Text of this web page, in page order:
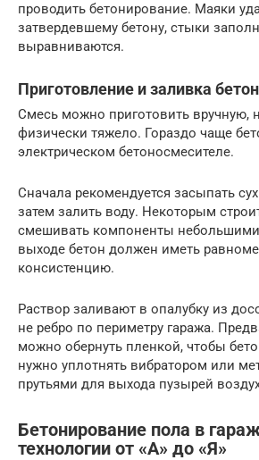
проводить бетонирование. Маяки
затвердевшему бетону, стыки
выравниваются.
Приготовление и заливка
Смесь можно приготовить вручную,
физически тяжело. Гораздо чаще
электрическом бетоносмесителе.
Сначала рекомендуется засыпать
затем залить воду. Некоторым
смешивать компоненты
выходе бетон должен иметь
консистенцию.
Раствор заливают в опалубку из
не ребро по периметру гаража.
можно обернуть пленкой, чтобы
нужно уплотнять вибратором или
прутьями для выхода пузырей
Бетонирование пола в
технологии от «А» до «Я»